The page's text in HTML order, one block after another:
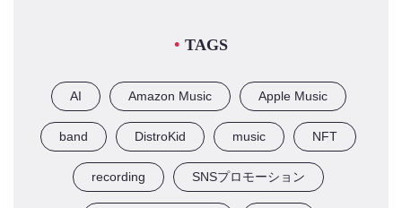
TAGS
AI Amazon Music Apple Music
band DistroKid music NFT
recording SNSプロモーション